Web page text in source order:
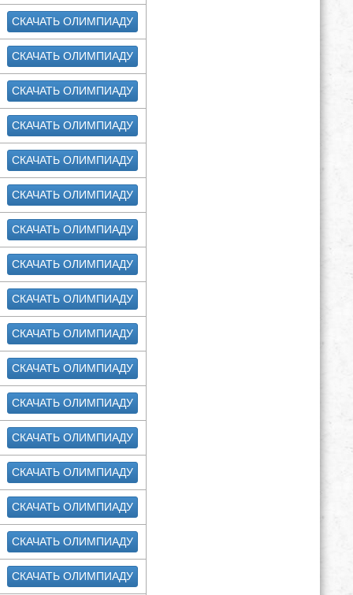
СКАЧАТЬ ОЛИМПИАДУ
СКАЧАТЬ ОЛИМПИАДУ
СКАЧАТЬ ОЛИМПИАДУ
СКАЧАТЬ ОЛИМПИАДУ
СКАЧАТЬ ОЛИМПИАДУ
СКАЧАТЬ ОЛИМПИАДУ
СКАЧАТЬ ОЛИМПИАДУ
СКАЧАТЬ ОЛИМПИАДУ
СКАЧАТЬ ОЛИМПИАДУ
СКАЧАТЬ ОЛИМПИАДУ
СКАЧАТЬ ОЛИМПИАДУ
СКАЧАТЬ ОЛИМПИАДУ
СКАЧАТЬ ОЛИМПИАДУ
СКАЧАТЬ ОЛИМПИАДУ
СКАЧАТЬ ОЛИМПИАДУ
СКАЧАТЬ ОЛИМПИАДУ
СКАЧАТЬ ОЛИМПИАДУ